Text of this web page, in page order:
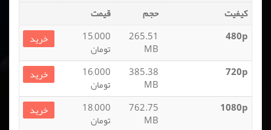
کیفیت
حجم
قیمت
480p
265.51
MB
15,000
تومان
خرید
720p
385.38
MB
16,000
تومان
خرید
1080p
762.75
MB
18,000
تومان
خرید